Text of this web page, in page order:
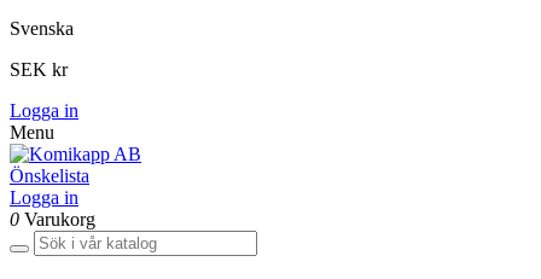
Svenska
SEK kr
Logga in
Menu
Önskelista
Logga in
0 Varukorg